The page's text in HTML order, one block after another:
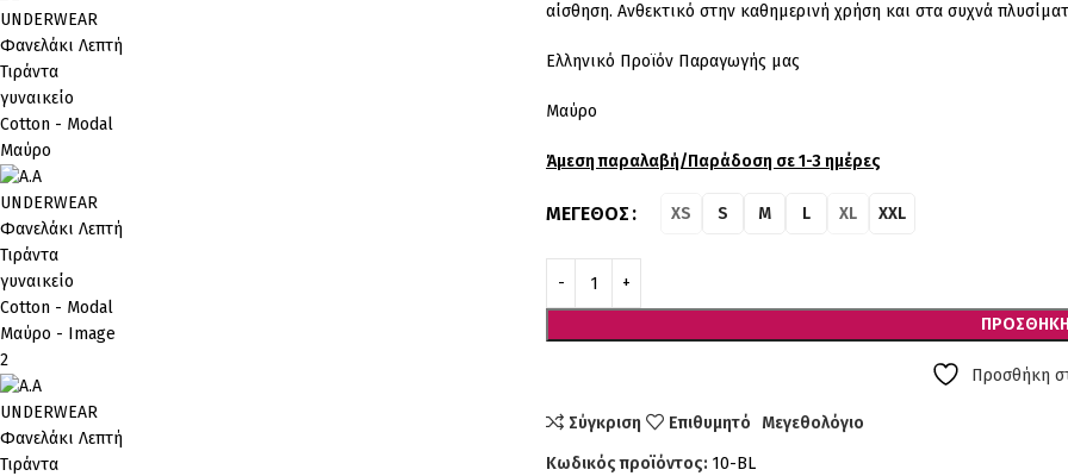
αίσθηση. Ανθεκτικό στην καθημερινή χρήση και στα συχνά
Ελληνικό Προϊόν Παραγωγής μας
Μαύρο
Άμεση παραλαβή/Παράδοση σε 1-3 ημέρες
ΜΈΓΕΘΟΣ XS S M L XL XXL
Προσθήκη
Σύγκριση Επιθυμητό Μεγεθολόγιο
Κωδικός προϊόντος: 10-BL